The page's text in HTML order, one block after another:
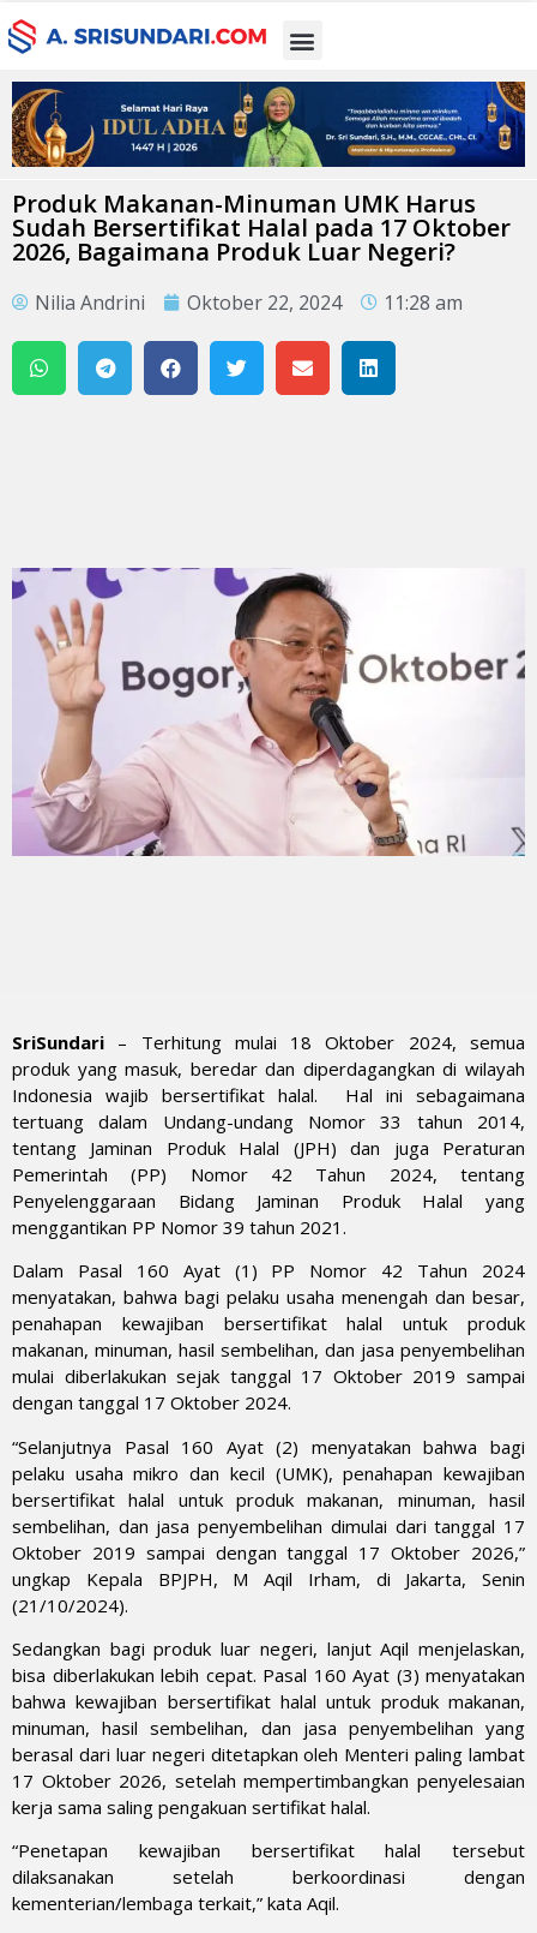
Produk Makanan-Minuman UMK Harus
Sudah Bersertifikat Halal pada 17 Oktober
2026, Bagaimana Produk Luar Negeri?
Nilia Andrini Oktober 22, 2024 11:28 am
SriSundari – Terhitung mulai 18 Oktober 2024, semua
produk yang masuk, beredar dan diperdagangkan di wilayah
Indonesia wajib bersertifikat halal. Hal ini sebagaimana
tertuang dalam Undang-undang Nomor 33 tahun 2014,
tentang Jaminan Produk Halal (JPH) dan juga Peraturan
Pemerintah (PP) Nomor 42 Tahun 2024, tentang
Penyelenggaraan Bidang Jaminan Produk Halal yang
menggantikan PP Nomor 39 tahun 2021.
Dalam Pasal 160 Ayat (1) PP Nomor 42 Tahun 2024
menyatakan, bahwa bagi pelaku usaha menengah dan besar,
penahapan kewajiban bersertifikat halal untuk produk
makanan, minuman, hasil sembelihan, dan jasa penyembelihan
mulai diberlakukan sejak tanggal 17 Oktober 2019 sampai
dengan tanggal 17 Oktober 2024.
“Selanjutnya Pasal 160 Ayat (2) menyatakan bahwa bagi
pelaku usaha mikro dan kecil (UMK), penahapan kewajiban
bersertifikat halal untuk produk makanan, minuman, hasil
sembelihan, dan jasa penyembelihan dimulai dari tanggal 17
Oktober 2019 sampai dengan tanggal 17 Oktober 2026,”
ungkap Kepala BPJPH, M Aqil Irham, di Jakarta, Senin
(21/10/2024).
Sedangkan bagi produk luar negeri, lanjut Aqil menjelaskan,
bisa diberlakukan lebih cepat. Pasal 160 Ayat (3) menyatakan
bahwa kewajiban bersertifikat halal untuk produk makanan,
minuman, hasil sembelihan, dan jasa penyembelihan yang
berasal dari luar negeri ditetapkan oleh Menteri paling lambat
17 Oktober 2026, setelah mempertimbangkan penyelesaian
kerja sama saling pengakuan sertifikat halal.
“Penetapan kewajiban bersertifikat halal tersebut
dilaksanakan setelah berkoordinasi dengan
kementerian/lembaga terkait,” kata Aqil.